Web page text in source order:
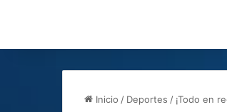
Inicio / Deportes / ¡Todo en